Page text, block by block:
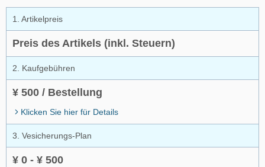
1. Artikelpreis
Preis des Artikels (inkl. Steuern)
2. Kaufgebühren
¥ 500 / Bestellung
Klicken Sie hier für Details
3. Vesicherungs-Plan
¥ 0 - ¥ 500